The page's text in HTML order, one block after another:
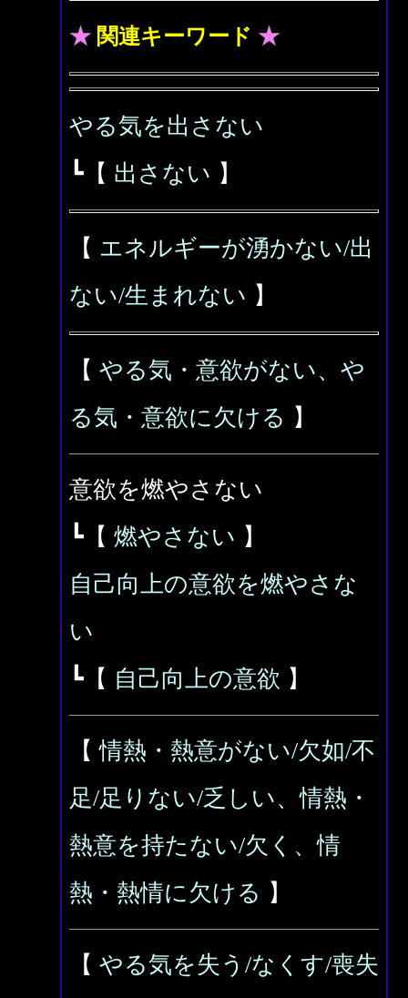
★ 関連キーワード ★
やる気を出さない
┗【 出さない 】
【 エネルギーが湧かない/出
ない/生まれない 】
【 やる気・意欲がない、や
る気・意欲に欠ける 】
意欲を燃やさない
┗【 燃やさない 】
自己向上の意欲を燃やさな
い
┗【 自己向上の意欲 】
【情熱・熱意がない/欠如/不
足/足りない/乏しい、情熱・
熱意を持たない/欠く、情
熱・熱情に欠ける 】
【 やる気を失う/なくす/喪失